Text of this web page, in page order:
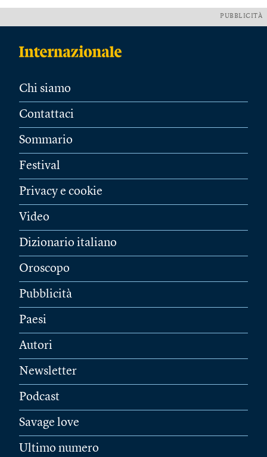
PUBBLICITÀ
Chi siamo
Contattaci
Sommario
Festival
Privacy e cookie
Video
Dizionario italiano
Oroscopo
Pubblicità
Paesi
Autori
Newsletter
Podcast
Savage love
Ultimo numero